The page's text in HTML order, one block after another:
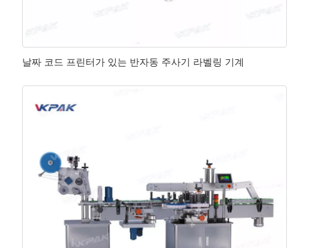
날짜 코드 프린터가 있는 반자동 주사기 라벨링 기계